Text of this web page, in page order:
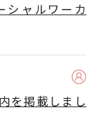
シャルワーカ
を掲載しまし